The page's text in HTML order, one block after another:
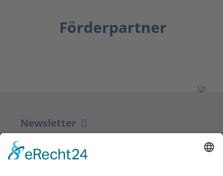
Förderpartner
Newsletter
ZUR ANMELDUNG